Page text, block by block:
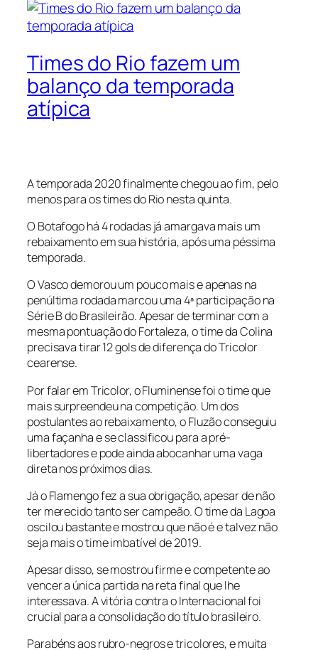
Times do Rio fazem um
balanço da temporada
atípica
A temporada 2020 finalmente chegou ao fim, pelo
menos para os times do Rio nesta quinta.
O Botafogo há 4 rodadas já amargava mais um
rebaixamento em sua história, após uma péssima
temporada.
O Vasco demorou um pouco mais e apenas na
penúltima rodada marcou uma 4ª participação na
Série B do Brasileirão. Apesar de terminar com a
mesma pontuação do Fortaleza, o time da Colina
precisava tirar 12 gols de diferença do Tricolor
cearense.
Por falar em Tricolor, o Fluminense foi o time que
mais surpreendeu na competição. Um dos
postulantes ao rebaixamento, o Fluzão conseguiu
uma façanha e se classificou para a pré-
libertadores e pode ainda abocanhar uma vaga
direta nos próximos dias.
Já o Flamengo fez a sua obrigação, apesar de não
ter merecido tanto ser campeão. O time da Lagoa
oscilou bastante e mostrou que não é e talvez não
seja mais o time imbatível de 2019.
Apesar disso, se mostrou firme e competente ao
vencer a única partida na reta final que lhe
interessava. A vitória contra o Internacional foi
crucial para a consolidação do título brasileiro.
Parabéns aos rubro-negros e tricolores, e muita